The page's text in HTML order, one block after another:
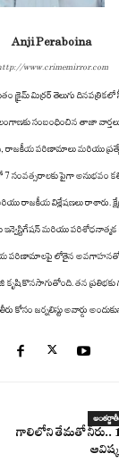
Anji Peraboina
www.crimemirror.com
క్రైమ్ మిర్రర్ తెలుగు
సంబంధించిన తాజా వార్తలు,
రాజకీయ పరిణామాలు మరియు
7 సంవత్సరాలకు పైగా అనుభవం
రాజకీయ విశ్లేషణలు రాశారు.
మరియు పరిశోధనాత్మక
పరిణామాలపై లోతైన అవగాహనతో
కొనసాగుతోంది. తన ప్రతిభకు
కోసం జర్నలిస్టు అవార్డు
గాలిలోని తేమతో నీరు.. 13